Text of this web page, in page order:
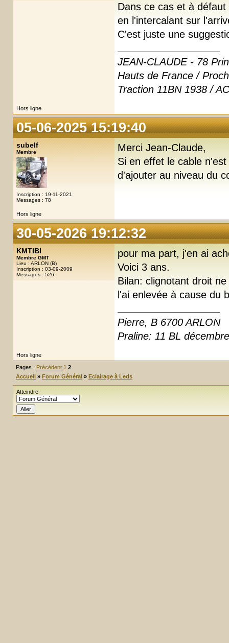
Dans ce cas et à
en l'intercalant sur
C'est juste une
JEAN-CLAUDE - 78
Hauts de France /
Traction 11BN 1938 /
Hors ligne
05-06-2025 15:19:40
subelf
Membre
Inscription : 19-11-2021
Messages : 78
Merci Jean-Claude,
Si en effet le cable
d'ajouter au niveau du
Hors ligne
30-05-2026 19:12:32
KMTIBI
Membre GMT
Lieu : ARLON (B)
Inscription : 03-09-2009
Messages : 526
pour ma part, j'en ai
Voici 3 ans.
Bilan: clignotant droit
l'ai enlevée à cause du
Pierre, B 6700 ARLON
Praline: 11 BL
Hors ligne
Pages : Précédent 1 2
Accueil » Forum Général » Eclairage à Leds
Atteindre